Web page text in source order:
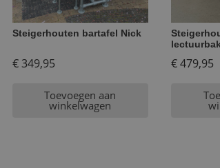
Steigerhouten bartafel Nick
€349,95
Toevoegen aan
winkelwagen
€479,95